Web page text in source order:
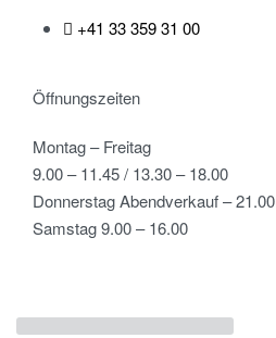
+41 33 359 31 00
Öffnungszeiten
Montag – Freitag
9.00 – 11.45 / 13.30 – 18.00
Donnerstag Abendverkauf – 21.00
Samstag 9.00 – 16.00